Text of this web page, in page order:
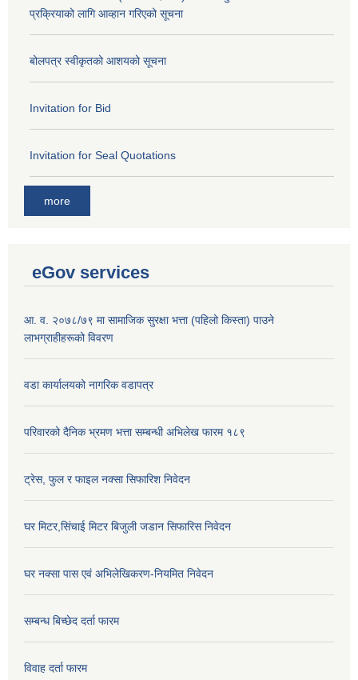
प्रक्रियाको लागि आव्हान गरिएको सूचना
बोलपत्र स्वीकृतको आशयको सूचना
Invitation for Bid
Invitation for Seal Quotations
more
eGov services
आ. व. २०७८/७९ मा सामाजिक सुरक्षा भत्ता (पहिलो किस्ता) पाउने
लाभग्राहीहरूको विवरण
वडा कार्यालयको नागरिक वडापत्र
परिवारको दैनिक भ्रमण भत्ता सम्बन्धी अभिलेख फारम १८९
ट्रेस, फुल र फाइल नक्सा सिफारिश निवेदन
घर मिटर,सिंचाई मिटर बिजुली जडान सिफारिस निवेदन
घर नक्सा पास एवं अभिलेखिकरण-नियमित निवेदन
सम्बन्ध बिच्छेद दर्ता फारम
विवाह दर्ता फारम